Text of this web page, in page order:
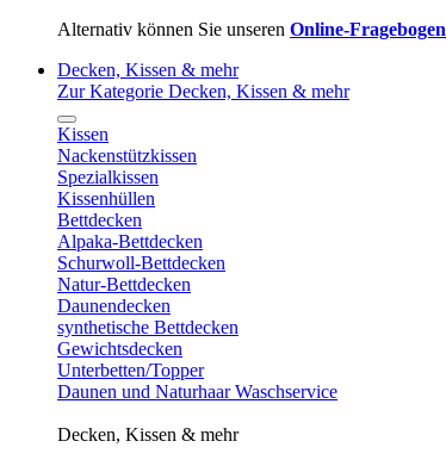
Alternativ können Sie unseren Online-Fragebogen
Decken, Kissen & mehr
Zur Kategorie Decken, Kissen & mehr
Kissen
Nackenstützkissen
Spezialkissen
Kissenhüllen
Bettdecken
Alpaka-Bettdecken
Schurwoll-Bettdecken
Natur-Bettdecken
Daunendecken
synthetische Bettdecken
Gewichtsdecken
Unterbetten/Topper
Daunen und Naturhaar Waschservice
Decken, Kissen & mehr